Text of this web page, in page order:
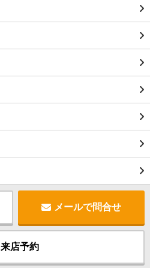
メールで問合せ
来店予約